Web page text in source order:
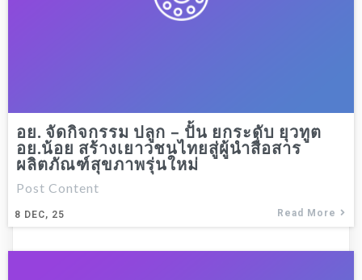
อย. จัดกิจกรรม ปลูก – ปั้น ยกระดับ ยุวทูต
อย.น้อย สร้างเยาวชนไทยสู่ผู้นำสื่อสาร
ผลิตภัณฑ์สุขภาพรุ่นใหม่
8 DEC, 25
Post Content
Read More